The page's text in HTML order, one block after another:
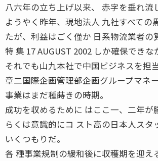
八六年の立ち上げ以来、 赤字を垂れ流
ようやく昨年、現地法人 九社すべての
たが、利益はごく僅か 日系物流業者の
特 集 17 AUGUST 2002 しか確保できな
それでも山九本社で中国ビジネスを担
章二国際企画管理部企画グループマネ
事業はまだ種蒔きの時期。
成功を収めるために はここ一、二年が
らくは意識的にコ スト高の日本人スタ
いくつもりだ。
各 種事業規制の緩和後に収穫期を迎え